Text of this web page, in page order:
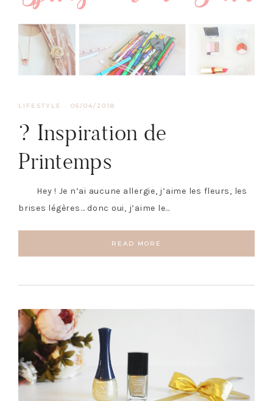
LIFESTYLE · 06/04/2018
? Inspiration de
Printemps
Hey ! Je n’ai aucune allergie, j’aime les fleurs, les
brises légères… donc oui, j’aime le…
READ MORE